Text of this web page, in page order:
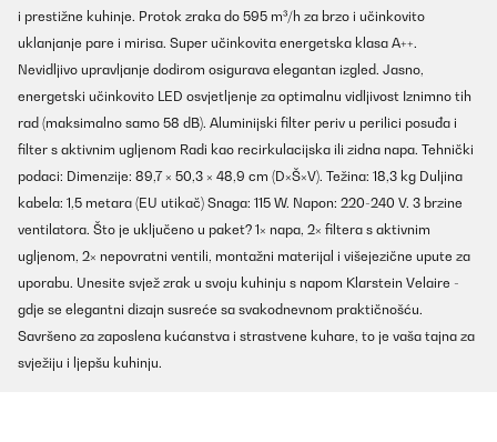
i prestižne kuhinje. Protok zraka do 595 m³/h za brzo i učinkovito
uklanjanje pare i mirisa. Super učinkovita energetska klasa A++.
Nevidljivo upravljanje dodirom osigurava elegantan izgled. Jasno,
energetski učinkovito LED osvjetljenje za optimalnu vidljivost Iznimno tih
rad (maksimalno samo 58 dB). Aluminijski filter periv u perilici posuđa i
filter s aktivnim ugljenom Radi kao recirkulacijska ili zidna napa. Tehnički
podaci: Dimenzije: 89,7 × 50,3 × 48,9 cm (D×Š×V). Težina: 18,3 kg Duljina
kabela: 1,5 metara (EU utikač) Snaga: 115 W. Napon: 220-240 V. 3 brzine
ventilatora. Što je uključeno u paket? 1× napa, 2× filtera s aktivnim
ugljenom, 2× nepovratni ventili, montažni materijal i višejezične upute za
uporabu. Unesite svjež zrak u svoju kuhinju s napom Klarstein Velaire -
gdje se elegantni dizajn susreće sa svakodnevnom praktičnošću.
Savršeno za zaposlena kućanstva i strastvene kuhare, to je vaša tajna za
svježiju i ljepšu kuhinju.